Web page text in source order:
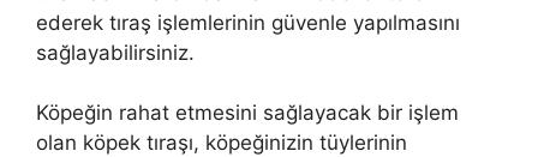
ederek tıraş işlemlerinin güvenle yapılmasını
sağlayabilirsiniz.
Köpeğin rahat etmesini sağlayacak bir işlem
olan köpek tıraşı, köpeğinizin tüylerinin